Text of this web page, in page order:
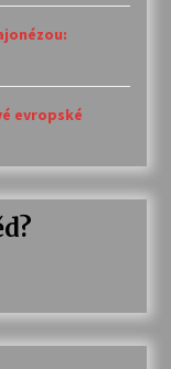
evropské